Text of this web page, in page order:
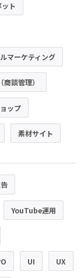
ト
マーケティング
商談管理）
ップ
素材サイト
YouTube運用
UI UX